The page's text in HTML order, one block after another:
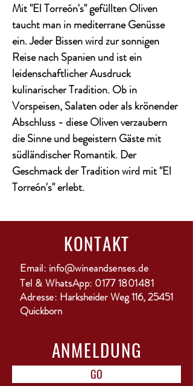
Mit "El Torreón's" gefüllten Oliven
taucht man in mediterrane Genüsse
ein. Jeder Bissen wird zur sonnigen
Reise nach Spanien und ist ein
leidenschaftlicher Ausdruck
kulinarischer Tradition. Ob in
Vorspeisen, Salaten oder als krönender
Abschluss - diese Oliven verzaubern
die Sinne und begeistern Gäste mit
südländischer Romantik. Der
Geschmack der Tradition wird mit "El
Torreón's" erlebt.
KONTAKT
Email: info@wineandsenses.de
Tel & WhatsApp: 0177 1801481
Adresse: Harksheider Weg 116, 25451
Quickborn
ANMELDUNG
GO